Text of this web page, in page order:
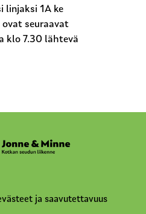
linjaksi 1A ke
ovat seuraavat
klo 7.30 lähtevä
ja saavutettavuus